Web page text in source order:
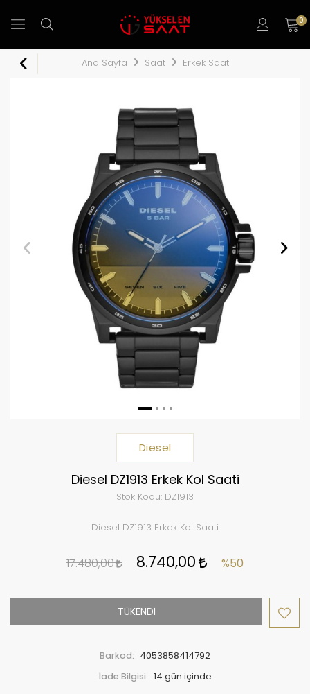
0
Ana Sayfa Saat Erkek Saat
Diesel
Diesel DZ1913 Erkek Kol Saati
Stok Kodu: DZ1913
Diesel DZ1913 Erkek Kol Saati
17.480,00 8.740,00 %50
TÜKENDİ
Barkod: 4053858414792
İade Bilgisi: